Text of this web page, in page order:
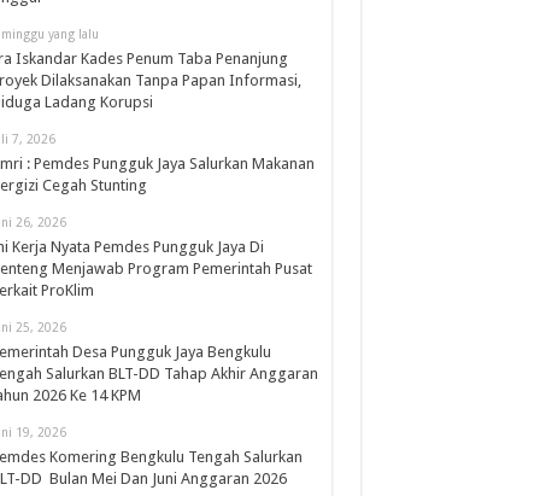
yang lalu
Iskandar Kades Penum Taba Penanjung
Dilaksanakan Tanpa Papan Informasi,
Ladang Korupsi
7, 2026
: Pemdes Pungguk Jaya Salurkan Makanan
Cegah Stunting
26, 2026
Kerja Nyata Pemdes Pungguk Jaya Di
Menjawab Program Pemerintah Pusat
ProKlim
25, 2026
Desa Pungguk Jaya Bengkulu
Salurkan BLT-DD Tahap Akhir Anggaran
2026 Ke 14 KPM
19, 2026
Komering Bengkulu Tengah Salurkan
DD Bulan Mei Dan Juni Anggaran 2026